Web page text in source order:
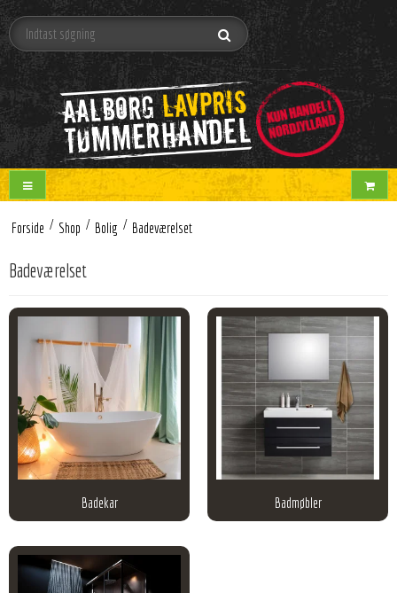
Forside / Shop / Bolig / Badeværelset
Badeværelset
Badekar Badmøbler